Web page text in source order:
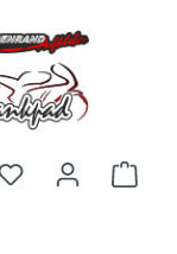
Du hast 0